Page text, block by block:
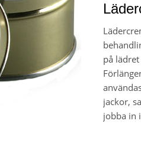
på
jackor,
jobba in